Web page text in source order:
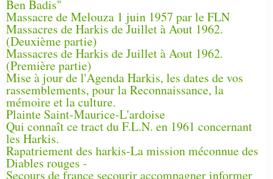
Ben Badis"
Massacre de Melouza 1 juin 1957 par le FLN
Massacres de Harkis de Juillet à Aout 1962.
(Deuxième partie)
Massacres de Harkis de Juillet à Aout 1962.
(Première partie)
Mise à jour de l'Agenda Harkis, les dates de vos
rassemblements, pour la Reconnaissance, la
mémoire et la culture.
Plainte Saint-Maurice-L'ardoise
Qui connaît ce tract du F.L.N. en 1961 concernant
les Harkis.
Rapatriement des harkis-La mission méconnue des
Diables rouges -
Secours de france secourir accompagner informer